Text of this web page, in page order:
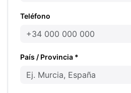
Teléfono
País / Provincia *